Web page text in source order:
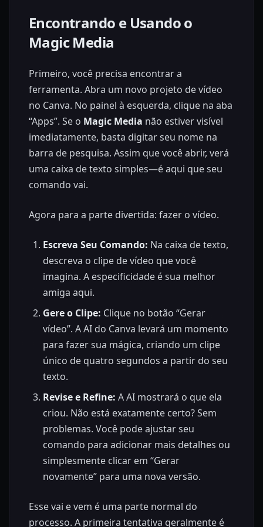
Encontrando e Usando o
Magic Media
Primeiro, você precisa encontrar a
ferramenta. Abra um novo projeto de vídeo
no Canva. No painel à esquerda, clique na aba
“Apps”. Se o Magic Media não estiver visível
imediatamente, basta digitar seu nome na
barra de pesquisa. Assim que você abrir, verá
uma caixa de texto simples—é aqui que seu
comando vai.
Agora para a parte divertida: fazer o vídeo.
Escreva Seu Comando: Na caixa de texto,
descreva o clipe de vídeo que você
imagina. A especificidade é sua melhor
amiga aqui.
Gere o Clipe: Clique no botão “Gerar
vídeo”. A AI do Canva levará um momento
para fazer sua mágica, criando um clipe
único de quatro segundos a partir do seu
texto.
Revise e Refine: A AI mostrará o que ela
criou. Não está exatamente certo? Sem
problemas. Você pode ajustar seu
comando para adicionar mais detalhes ou
simplesmente clicar em “Gerar
novamente” para uma nova versão.
Esse vai e vem é uma parte normal do
processo. A primeira tentativa geralmente é